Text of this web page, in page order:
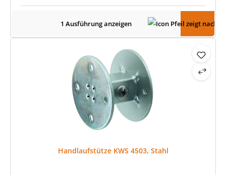
1 Ausführung anzeigen
Handlaufstütze KWS 4503, Stahl